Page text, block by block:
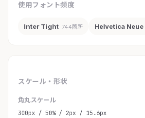
使用フォント頻度
Inter Tight 744箇所 Helvetica Neue
スケール・形状
角丸スケール
300px / 50% / 2px / 15.6px